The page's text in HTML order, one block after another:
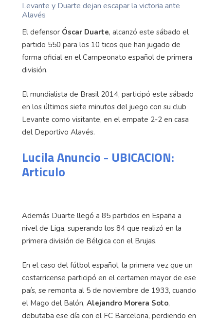
Levante y Duarte dejan escapar la victoria ante
Alavés
El defensor Óscar Duarte, alcanzó este sábado el
partido 550 para los 10 ticos que han jugado de
forma oficial en el Campeonato español de primera
división.
El mundialista de Brasil 2014, participó este sábado
en los últimos siete minutos del juego con su club
Levante como visitante, en el empate 2-2 en casa
del Deportivo Alavés.
Lucila Anuncio - UBICACION:
Articulo
Además Duarte llegó a 85 partidos en España a
nivel de Liga, superando los 84 que realizó en la
primera división de Bélgica con el Brujas.
En el caso del fútbol español, la primera vez que un
costarricense participó en el certamen mayor de ese
país, se remonta al 5 de noviembre de 1933, cuando
el Mago del Balón, Alejandro Morera Soto,
debutaba ese día con el FC Barcelona, perdiendo en